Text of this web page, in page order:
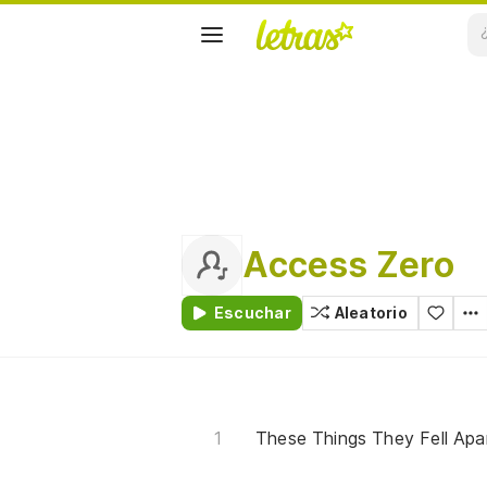
Access Zero
Escuchar Aleatorio
These Things They Fell